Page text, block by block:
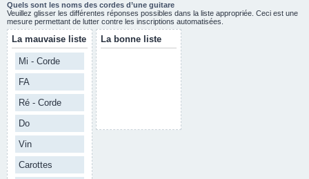
Quels sont les noms des cordes d’une guitare
Veuillez glisser les différentes réponses possibles dans la liste appropriée. Ceci est une
mesure permettant de lutter contre les inscriptions automatisées.
La mauvaise liste
Mi - Corde
FA
Ré - Corde
Do
Vin
Carottes
La bonne liste